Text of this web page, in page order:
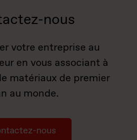
nous
votre entreprise au
en vous associant à
matériaux de premier
au monde.
nous